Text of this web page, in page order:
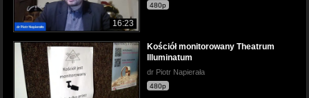
16:23
480p
Kościół monitorowany Theatrum
Illuminatum
dr Piotr Napierała
480p